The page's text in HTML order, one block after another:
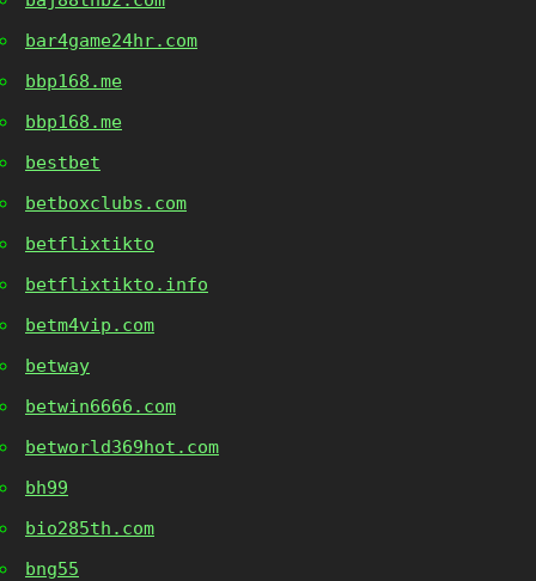
bar4game24hr.com
bbp168.me
bbp168.me
bestbet
betboxclubs.com
betflixtikto
betflixtikto.info
betm4vip.com
betway
betwin6666.com
betworld369hot.com
bh99
bio285th.com
bng55